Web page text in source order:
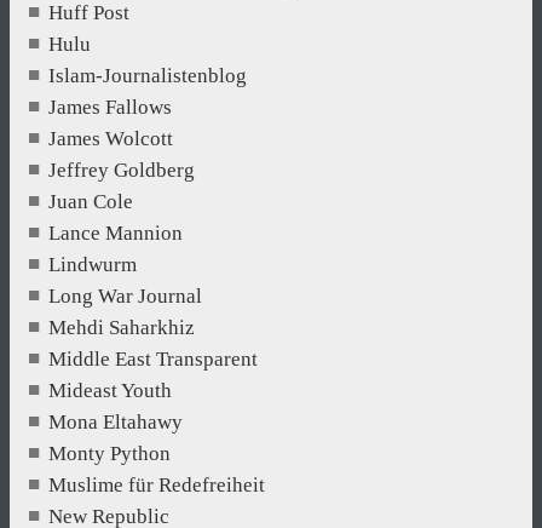
Huff Post
Hulu
Islam-Journalistenblog
James Fallows
James Wolcott
Jeffrey Goldberg
Juan Cole
Lance Mannion
Lindwurm
Long War Journal
Mehdi Saharkhiz
Middle East Transparent
Mideast Youth
Mona Eltahawy
Monty Python
Muslime für Redefreiheit
New Republic